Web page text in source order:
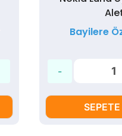
Bayilere